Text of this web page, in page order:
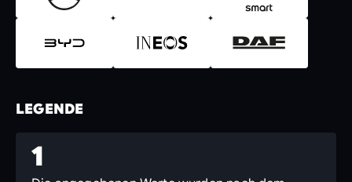
LEGENDE
1